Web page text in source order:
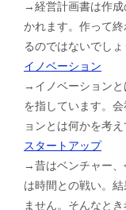
→経営計画書は作成
かれます。作って
るのではないでし
イノベーション
→イノベーションと
を指しています。
ョンとは何かを考
スタートアップ
→昔はベンチャー、
は時間との戦い。
ません。そんなと